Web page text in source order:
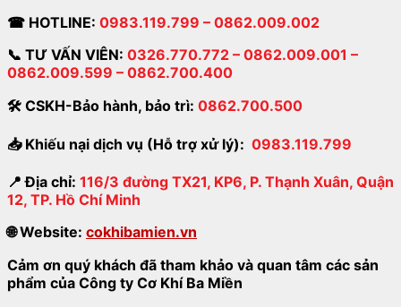
☎ HOTLINE: 0983.119.799 – 0862.009.002
📞 TƯ VẤN VIÊN: 0326.770.772 – 0862.009.001 –
0862.009.599 – 0862.700.400
🛠 CSKH-Bảo hành, bảo trì: 0862.700.500
📥Khiếu nại dịch vụ (Hỗ trợ xử lý): 0983.119.799
📍 Địa chỉ: 116/3 đường TX21, KP6, P. Thạnh Xuân, Quận
12, TP. Hồ Chí Minh
🌐Website: cokhibamien.vn
Cảm ơn quý khách đã tham khảo và quan tâm các sản
phẩm của Công ty Cơ Khí Ba Miền